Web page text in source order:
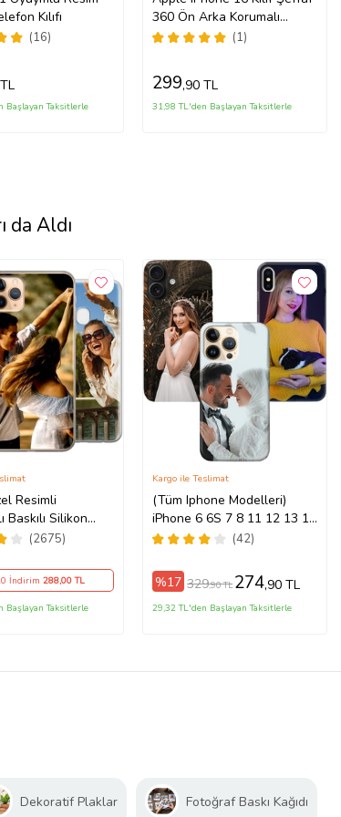
Kılıfı
(16)
Başlayan Taksitlerle
360 Ön Arka Korumalı
Silikon
(1)
299,90 TL
31,98 TL'den Başlayan Taksitlerle
da Aldı
16/16e/16Plus/16Pro/16ProMax/17/17Air/17Pro/17ProMax
Resimli
Baskılı Silikon
Kapak Kılıf
(2675)
İndirim 288,00 TL
Başlayan Taksitlerle
(Tüm Iphone Modelleri)
iPhone 6 6S 7 8 11 12 13 14
15 16 17 Pro Max Plus Mini
Fotoğraflı Kılıf
(42)
Kargo ile Teslimat
%17 329,90 TL 274,90 TL
29,32 TL'den Başlayan Taksitlerle
Dekoratif Plaklar Fotoğraf Baskı Kağıdı